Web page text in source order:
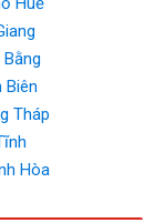
Biên
Tháp
Hòa